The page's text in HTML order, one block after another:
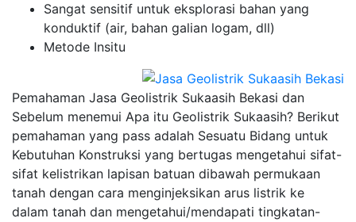
Sangat sensitif untuk eksplorasi bahan yang
konduktif (air, bahan galian logam, dll)
Metode Insitu
Pemahaman Jasa Geolistrik Sukaasih Bekasi dan
Sebelum menemui Apa itu Geolistrik Sukaasih? Berikut
pemahaman yang pass adalah Sesuatu Bidang untuk
Kebutuhan Konstruksi yang bertugas mengetahui sifat-
sifat kelistrikan lapisan batuan dibawah permukaan
tanah dengan cara menginjeksikan arus listrik ke
dalam tanah dan mengetahui/mendapati tingkatan-